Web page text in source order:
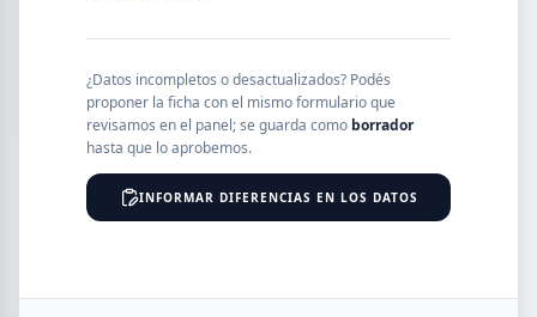
¿Datos incompletos o desactualizados? Podés
proponer la ficha con el mismo formulario que
revisamos en el panel; se guarda como borrador
hasta que lo aprobemos.
INFORMAR DIFERENCIAS EN LOS DATOS